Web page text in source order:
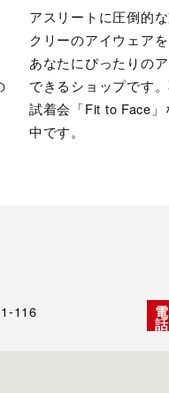
アスリートに圧倒的
クリーのアイウェア
あなたにぴったりの
できるショップです
試着会「Fit to Face
中です。
116 電
話